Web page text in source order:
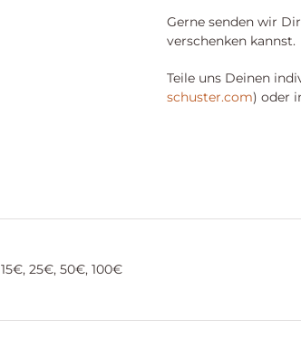
Gerne senden wir
verschenken kannst.
Teile uns Deinen
schuster.com) oder
15€, 25€, 50€, 100€